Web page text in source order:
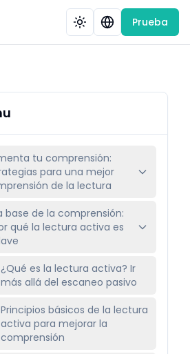
Prueba
tu comprensión:
para una mejor
de la lectura
base de la comprensión:
qué la lectura activa es
¿Qué es la lectura activa? Ir
más allá del escaneo pasivo
Principios básicos de la lectura
activa para mejorar la
comprensión